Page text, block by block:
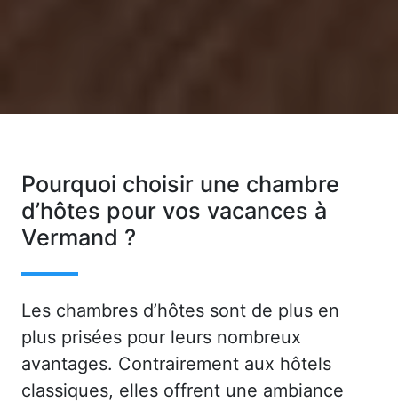
Pourquoi choisir une chambre
d’hôtes pour vos vacances à
Vermand ?
Les chambres d’hôtes sont de plus en
plus prisées pour leurs nombreux
avantages. Contrairement aux hôtels
classiques, elles offrent une ambiance